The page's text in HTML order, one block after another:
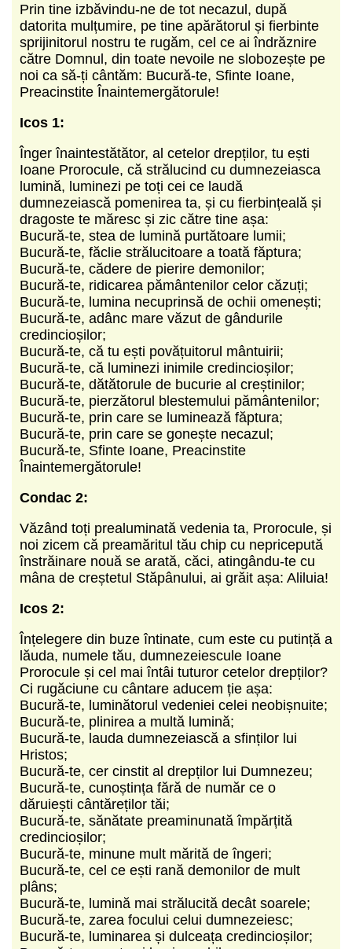
Prin tine izbăvindu-ne de tot necazul, după
datorita mulțumire, pe tine apărătorul și fierbinte
sprijinitorul nostru te rugăm, cel ce ai îndrăznire
către Domnul, din toate nevoile ne slobozește pe
noi ca să-ți cântăm: Bucură-te, Sfinte Ioane,
Preacinstite Înaintemergătorule!
Icos 1:
Înger înaintestătător, al cetelor drepților, tu ești
Ioane Prorocule, că strălucind cu dumnezeiasca
lumină, luminezi pe toți cei ce laudă
dumnezeiască pomenirea ta, și cu fierbințeală și
dragoste te măresc și zic către tine așa:
Bucură-te, stea de lumină purtătoare lumii;
Bucură-te, făclie strălucitoare a toată făptura;
Bucură-te, cădere de pierire demonilor;
Bucură-te, ridicarea pământenilor celor căzuți;
Bucură-te, lumina necuprinsă de ochii omenești;
Bucură-te, adânc mare văzut de gândurile
credincioșilor;
Bucură-te, că tu ești povățuitorul mântuirii;
Bucură-te, că luminezi inimile credincioșilor;
Bucură-te, dătătorule de bucurie al creștinilor;
Bucură-te, pierzătorul blestemului pământenilor;
Bucură-te, prin care se luminează făptura;
Bucură-te, prin care se gonește necazul;
Bucură-te, Sfinte Ioane, Preacinstite
Înaintemergătorule!
Condac 2:
Văzând toți prealuminată vedenia ta, Prorocule, și
noi zicem că preamăritul tău chip cu nepricepută
înstrăinare nouă se arată, căci, atingându-te cu
mâna de creștetul Stăpânului, ai grăit așa: Aliluia!
Icos 2:
Înțelegere din buze întinate, cum este cu putință a
lăuda, numele tău, dumnezeiescule Ioane
Prorocule și cel mai întâi tuturor cetelor drepților?
Ci rugăciune cu cântare aducem ție așa:
Bucură-te, luminătorul vedeniei celei neobișnuite;
Bucură-te, plinirea a multă lumină;
Bucură-te, lauda dumnezeiască a sfinților lui
Hristos;
Bucură-te, cer cinstit al drepților lui Dumnezeu;
Bucură-te, cunoștința fără de număr ce o
dăruiești cântăreților tăi;
Bucură-te, sănătate preaminunată împărțită
credincioșilor;
Bucură-te, minune mult mărită de îngeri;
Bucură-te, cel ce ești rană demonilor de mult
plâns;
Bucură-te, lumină mai strălucită decât soarele;
Bucură-te, zarea focului celui dumnezeiesc;
Bucură-te, luminarea și dulceața credincioșilor;